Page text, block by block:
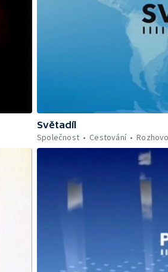
Světadíl
Společnost
Cestování